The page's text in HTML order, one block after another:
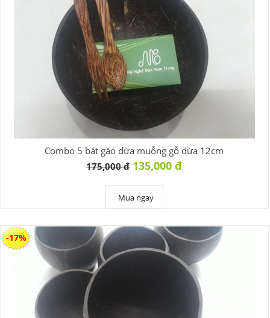
Combo 5 bát gáo dừa muỗng gỗ dừa 12cm
175,000 đ 135,000 đ
Mua ngay
-17%